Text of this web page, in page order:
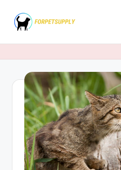
content